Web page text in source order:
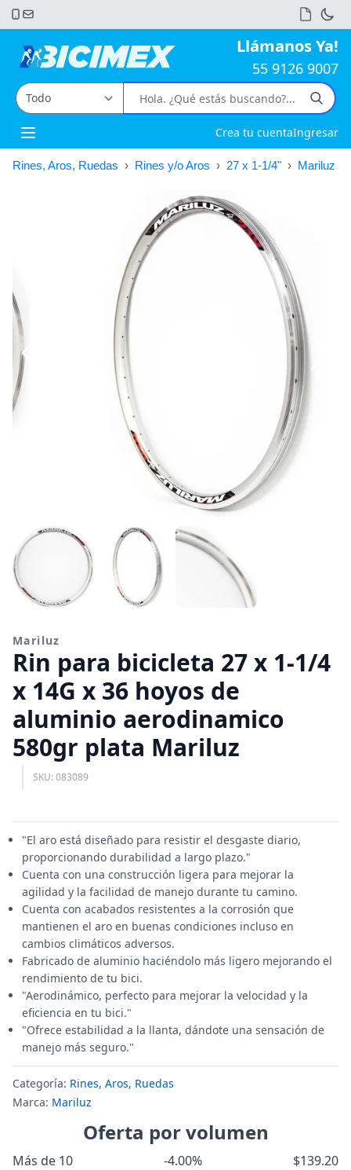
Llámanos Ya!
55 9126 9007
Open main menu Crea tu cuentaIngresar
Rines, Aros, Ruedas › Rines y/o Aros › 27 x 1-1/4" › Mariluz
Mariluz
Rin para bicicleta 27 x 1-1/4
x 14G x 36 hoyos de
aluminio aerodinamico
580gr plata Mariluz
SKU: 083089
"El aro está diseñado para resistir el desgaste diario,
proporcionando durabilidad a largo plazo."
Cuenta con una construcción ligera para mejorar la
agilidad y la facilidad de manejo durante tu camino.
Cuenta con acabados resistentes a la corrosión que
mantienen el aro en buenas condiciones incluso en
cambios climáticos adversos.
Fabricado de aluminio haciéndolo más ligero mejorando el
rendimiento de tu bici.
"Aerodinámico, perfecto para mejorar la velocidad y la
eficiencia en tu bici."
"Ofrece estabilidad a la llanta, dándote una sensación de
manejo más seguro."
Categoría: Rines, Aros, Ruedas
Marca: Mariluz
Oferta por volumen
Más de 10 -4.00% $139.20